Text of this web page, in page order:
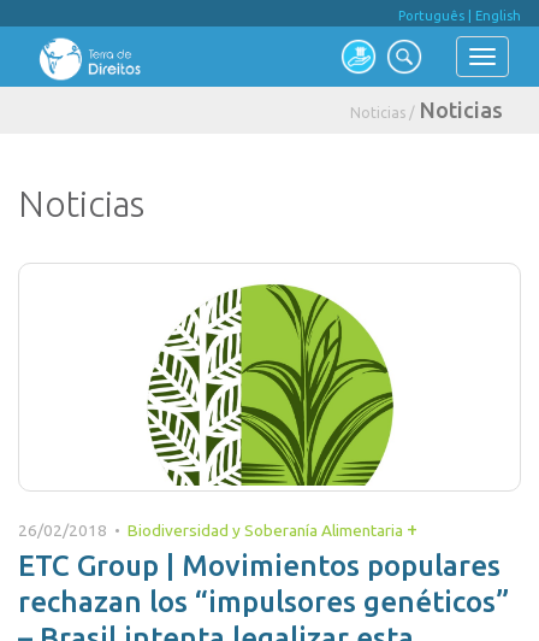
Português English
Noticias / Noticias
Noticias
26/02/2018 • Biodiversidad y Soberanía Alimentaria +
ETC Group | Movimientos populares
rechazan los “impulsores genéticos”